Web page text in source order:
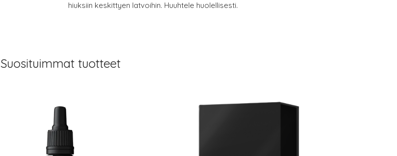
hiuksiin keskittyen latvoihin. Huuhtele huolellisesti.
Suosituimmat tuotteet